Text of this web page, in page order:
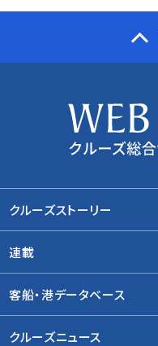
クルーズストーリー
連載
客船・港データベース
クルーズニュース